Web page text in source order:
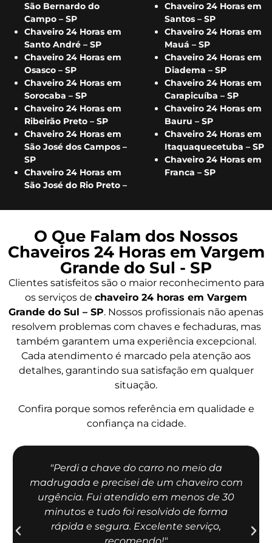
São Bernardo do
Campo – SP
Chaveiro 24 Horas em
Santo André – SP
Chaveiro 24 Horas em
Osasco – SP
Chaveiro 24 Horas em
Sorocaba – SP
Chaveiro 24 Horas em
Ribeirão Preto – SP
Chaveiro 24 Horas em
São José dos Campos –
SP
Chaveiro 24 Horas em
São José do Rio Preto –
Chaveiro 24 Horas em
Santos – SP
Chaveiro 24 Horas em
Mauá – SP
Chaveiro 24 Horas em
Diadema – SP
Chaveiro 24 Horas em
Carapicuíba – SP
Chaveiro 24 Horas em
Bauru – SP
Chaveiro 24 Horas em
Itaquaquecetuba – SP
Chaveiro 24 Horas em
Franca – SP
O Que Falam dos Nossos
Chaveiros 24 Horas em Vargem
Grande do Sul - SP
Clientes satisfeitos são o maior reconhecimento para
os serviços de chaveiro 24 horas em Vargem
Grande do Sul – SP. Nossos profissionais não apenas
resolvem problemas com chaves e fechaduras, mas
também garantem uma experiência excepcional.
Cada atendimento é marcado pela atenção aos
detalhes, garantindo sua satisfação em qualquer
situação.
Confira porque somos referência em qualidade e
confiança na cidade.
"Perdi a chave do carro no meio da
madrugada e precisei de um chaveiro com
urgência. Fui atendido em menos de 30
minutos e tudo foi resolvido de forma
rápida e segura. Excelente serviço,